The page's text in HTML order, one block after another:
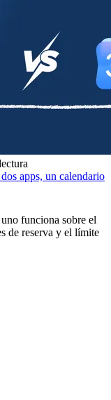
apps, un calendario
funciona sobre el
de reserva y el límite